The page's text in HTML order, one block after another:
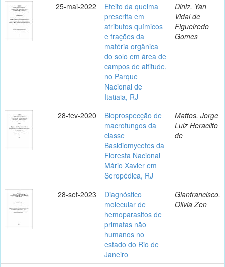
25-mai-2022
Efeito da queima
prescrita em
atributos químicos
e frações da
matéria orgânica
do solo em área de
campos de altitude,
no Parque
Nacional de
Itatiaia, RJ
Diniz, Yan
Vidal de
Figueiredo
Gomes
28-fev-2020
Bioprospecção de
macrofungos da
classe
Basidiomycetes da
Floresta Nacional
Mário Xavier em
Seropédica, RJ
Mattos, Jorge
Luiz Heraclito
de
28-set-2023
Diagnóstico
molecular de
hemoparasitos de
primatas não
humanos no
estado do Rio de
Janeiro
Gianfrancisco,
Olivia Zen